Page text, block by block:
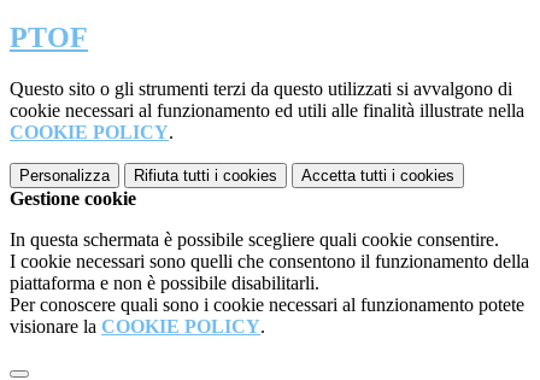
PTOF
Questo sito o gli strumenti terzi da questo utilizzati si avvalgono di
cookie necessari al funzionamento ed utili alle finalità illustrate nella
COOKIE POLICY.
Personalizza Rifiuta tutti i cookies Accetta tutti i cookies
Gestione cookie
In questa schermata è possibile scegliere quali cookie consentire.
I cookie necessari sono quelli che consentono il funzionamento della
piattaforma e non è possibile disabilitarli.
Per conoscere quali sono i cookie necessari al funzionamento potete
visionare la COOKIE POLICY.